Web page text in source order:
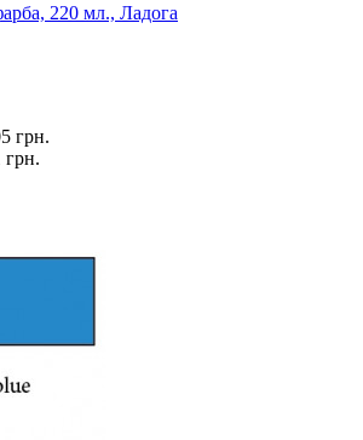
220 мл., Ладога
грн.
грн.